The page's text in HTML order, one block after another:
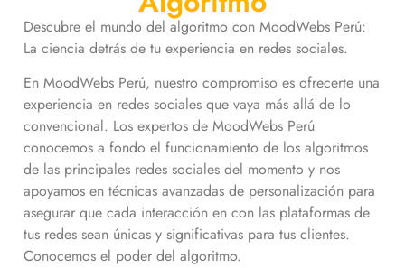
Descubre el mundo del algoritmo con MoodWebs Perú:
La ciencia detrás de tu experiencia en redes sociales.
En MoodWebs Perú, nuestro compromiso es ofrecerte una
experiencia en redes sociales que vaya más allá de lo
convencional. Los expertos de MoodWebs Perú
conocemos a fondo el funcionamiento de los algoritmos
de las principales redes sociales del momento y nos
apoyamos en técnicas avanzadas de personalización para
asegurar que cada interacción en con las plataformas de
tus redes sean únicas y significativas para tus clientes.
Conocemos el poder del algoritmo.